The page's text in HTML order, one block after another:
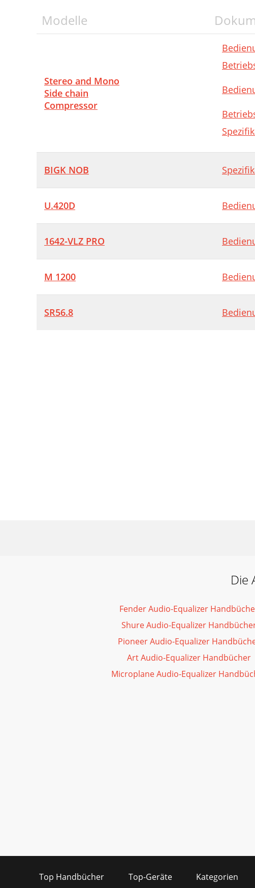
Modelle
Stereo and Mono
Side chain
Compressor
BIGK NOB
U.420D
1642-VLZ PRO
M 1200
SR56.8
Die
Fender Audio-Equalizer
Shure Audio-Equalizer
Pioneer Audio-Equalizer
Art Audio-Equalizer Handbücher
Microplane Audio-Equalizer
Top Handbücher Top-Geräte Kategorien